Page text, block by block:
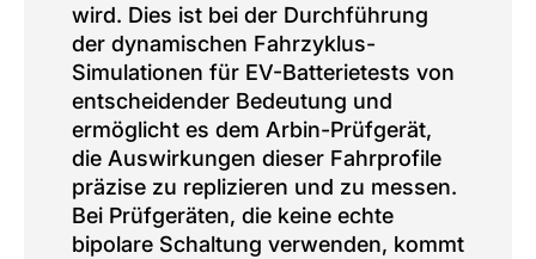
wird. Dies ist bei der Durchführung
der dynamischen Fahrzyklus-
Simulationen für EV-Batterietests von
entscheidender Bedeutung und
ermöglicht es dem Arbin-Prüfgerät,
die Auswirkungen dieser Fahrprofile
präzise zu replizieren und zu messen.
Bei Prüfgeräten, die keine echte
bipolare Schaltung verwenden, kommt